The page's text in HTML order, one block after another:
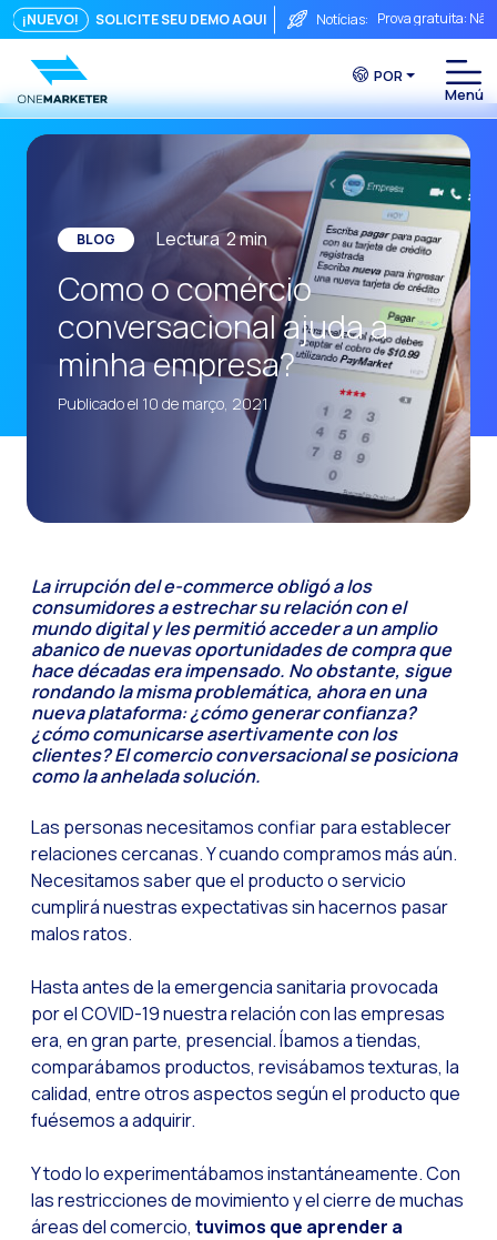
¡NUEVO! SOLICITE SEU DEMO AQUI Notícias: Prova gratuita:
Touchpoints: A
Do chat à
A conversa
Integrar não é
O ROI de uma
Conversational
WhatsApp não é
O fim do funil
Maximizando o
Como um
Da Conversa à
Comércio
Funcionalidades-
Canal de Voz
Social CX: A
Automação: Como
História e impacto
WhatsApp
Segurança no
Implemente o
Conheça o
Atendimento ao
Tecnologia e
Evolução do
Inteligência
Setor financeiro:
Gerando maior
POR
BLOG Lectura 2min
Como o comércio
conversacional ajuda a
minha empresa?
Publicado el 10 de março, 2021
La irrupción del e-commerce obligó a los
consumidores a estrechar su relación con el
mundo digital y les permitió acceder a un amplio
abanico de nuevas oportunidades de compra que
hace décadas era impensado. No obstante, sigue
rondando la misma problemática, ahora en una
nueva plataforma: ¿cómo generar confianza?
¿cómo comunicarse asertivamente con los
clientes? El comercio conversacional se posiciona
como la anhelada solución.
Las personas necesitamos confiar para establecer
relaciones cercanas. Y cuando compramos más aún.
Necesitamos saber que el producto o servicio
cumplirá nuestras expectativas sin hacernos pasar
malos ratos.
Hasta antes de la emergencia sanitaria provocada
por el COVID-19 nuestra relación con las empresas
era, en gran parte, presencial. Íbamos a tiendas,
comparábamos productos, revisábamos texturas, la
calidad, entre otros aspectos según el producto que
fuésemos a adquirir.
Y todo lo experimentábamos instantáneamente. Con
las restricciones de movimiento y el cierre de muchas
áreas del comercio, tuvimos que aprender a